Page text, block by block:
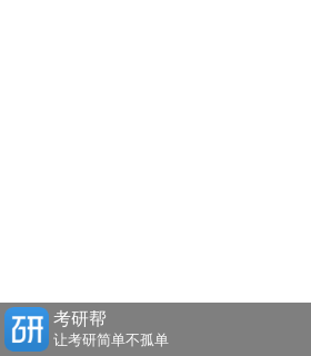
考研帮
让考研简单不孤单